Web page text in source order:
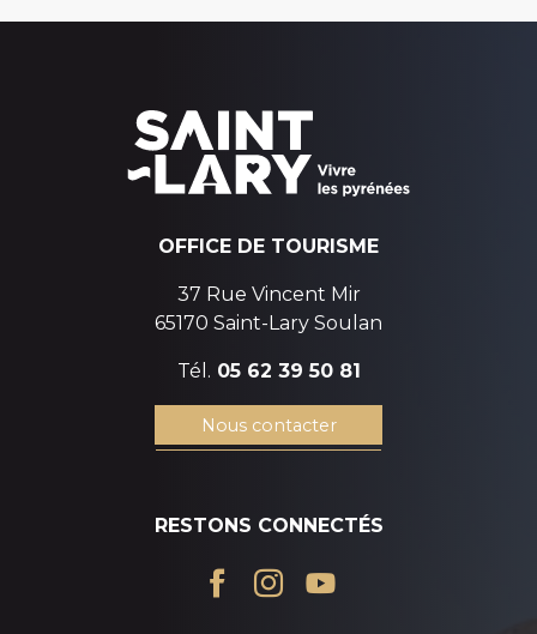
OFFICE DE TOURISME
37 Rue Vincent Mir
65170 Saint-Lary Soulan
Tél. 05 62 39 50 81
Nous contacter
RESTONS CONNECTÉS